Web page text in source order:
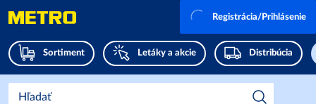
Sortiment Letáky a akcie Distribúcia
Registrácia/Prihlásenie